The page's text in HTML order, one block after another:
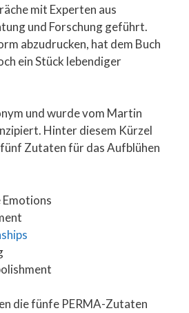
mit Experten aus
und Forschung geführt.
abzudrucken, hat dem Buch
ein Stück lebendiger
und wurde vom Martin
Hinter diesem Kürzel
Zutaten für das Aufblühen
die fünfe PERMA-Zutaten